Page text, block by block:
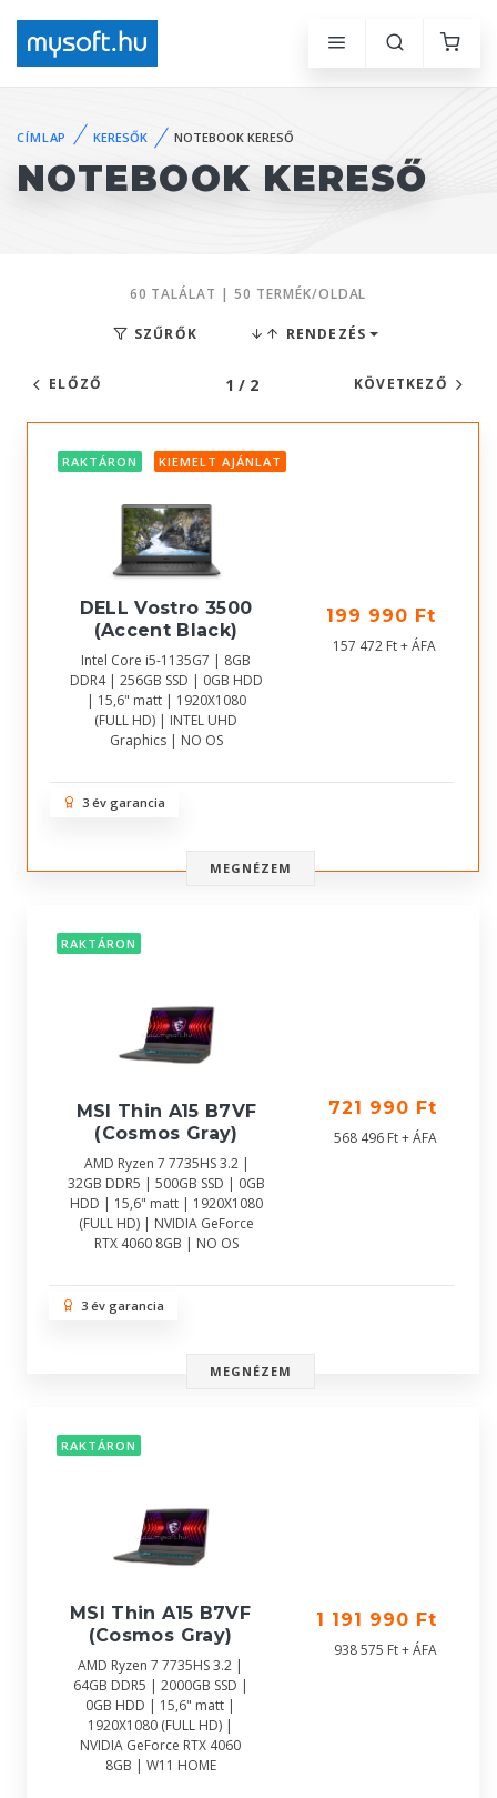
CÍMLAP KERESŐK NOTEBOOK KERESŐ
NOTEBOOK KERESŐ
60 TALÁLAT | 50 TERMÉK/OLDAL
SZŰRŐK RENDEZÉS
ELŐZŐ 1 / 2 KÖVETKEZŐ
RAKTÁRON KIEMELT AJÁNLAT
DELL Vostro 3500
(Accent Black)
Intel Core i5-1135G7 | 8GB
DDR4 | 256GB SSD | 0GB HDD
| 15,6" matt | 1920X1080
(FULL HD) | INTEL UHD
Graphics | NO OS
199 990 Ft
157 472 Ft + ÁFA
3 év garancia
MEGNÉZEM
RAKTÁRON
MSI Thin A15 B7VF
(Cosmos Gray)
AMD Ryzen 7 7735HS 3.2 |
32GB DDR5 | 500GB SSD | 0GB
HDD | 15,6" matt | 1920X1080
(FULL HD) | NVIDIA GeForce
RTX 4060 8GB | NO OS
721 990 Ft
568 496 Ft + ÁFA
3 év garancia
MEGNÉZEM
RAKTÁRON
MSI Thin A15 B7VF
(Cosmos Gray)
AMD Ryzen 7 7735HS 3.2 |
64GB DDR5 | 2000GB SSD |
0GB HDD | 15,6" matt |
1920X1080 (FULL HD) |
NVIDIA GeForce RTX 4060
8GB | W11 HOME
1 191 990 Ft
938 575 Ft + ÁFA